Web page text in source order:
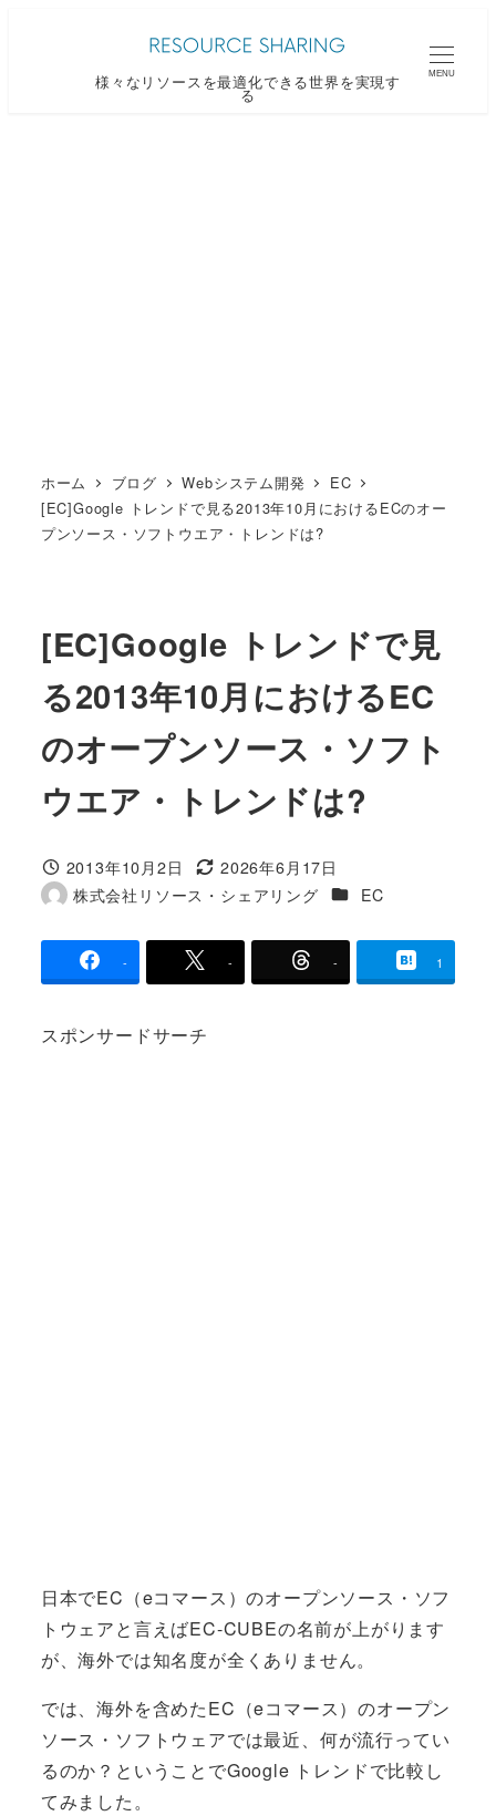
様々なリソースを最適化できる世界を実現す
る
MENU
ホーム ブログ Webシステム開発
EC
[EC]Google トレンドで見る2013年10月におけるECのオー
プンソース・ソフトウエア・トレンドは?
[EC]Google トレンドで見
る2013年10月におけるEC
のオープンソース・ソフト
ウエア・トレンドは?
投稿日
2013年10月2日
更新日
2026年6月17日
著
株式会社リソース・シェアリング カテゴリー
EC
- - - 1
スポンサードサーチ
日本でEC（eコマース）のオープンソース・ソフ
トウェアと言えばEC-CUBEの名前が上がります
が、海外では知名度が全くありません。
では、海外を含めたEC（eコマース）のオープン
ソース・ソフトウェアでは最近、何が流行ってい
るのか？ということでGoogle トレンドで比較し
てみました。